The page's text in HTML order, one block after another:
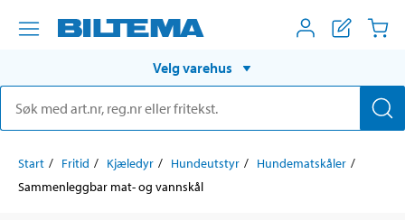
Velg varehus
Start Fritid Kjæledyr Hundeutstyr
Hundematskåler
Sammenleggbar mat- og vannskål